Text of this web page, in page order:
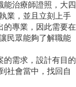
能治療師證照，大四
業，並且立刻上手
的專業，因此需要在
民眾能夠了解職能
的需求，設計有目的
社會當中，找回自